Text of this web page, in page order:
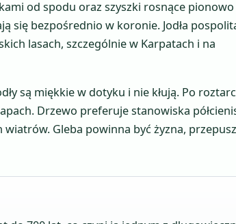
od spodu oraz szyszki rosnące
się bezpośrednio w koronie. Jodła
lasach, szczególnie w Karpatach i na
są miękkie w dotyku i nie kłują. Po
Drzewo preferuje stanowiska
wiatrów. Gleba powinna być żyzna,